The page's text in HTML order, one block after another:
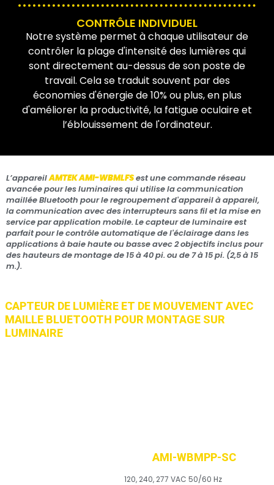
CONTRÔLE INDIVIDUEL
Notre système permet à chaque utilisateur de
contrôler la plage d'intensité des lumières qui
sont directement au-dessus de son poste de
travail. Cela se traduit souvent par des
économies d'énergie de 10% ou plus, en plus
d'améliorer la productivité, la fatigue oculaire et
l’éblouissement de l'ordinateur.
L’appareilAMTEK AMI-WBMLFSest une commande réseau
avancée pour les luminaires qui utilise la communication
maillée Bluetooth pour le regroupement d'appareil à appareil,
la communication avec des interrupteurs sans fil et la mise en
service par application mobile. Le capteur de luminaire est
parfait pour le contrôle automatique de l'éclairage dans les
applications à baie haute ou basse avec 2 objectifs inclus pour
des hauteurs de montage de 15 à 40 pi. ou de 7 à 15 pi. (2,5 à 15
m.).
CAPTEUR DE LUMIÈRE ET DE MOUVEMENT AVEC
MAILLE BLUETOOTH POUR MONTAGE SUR
LUMINAIRE
AMI-WBMPP-SC
120, 240, 277 VAC 50/60 Hz